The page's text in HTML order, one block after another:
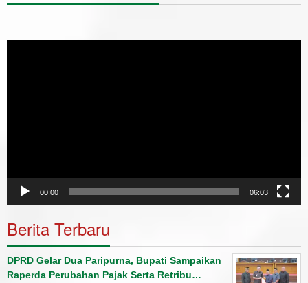
00:00 06:03
Berita Terbaru
DPRD Gelar Dua Paripurna, Bupati Sampaikan
Raperda Perubahan Pajak Serta Retribu…